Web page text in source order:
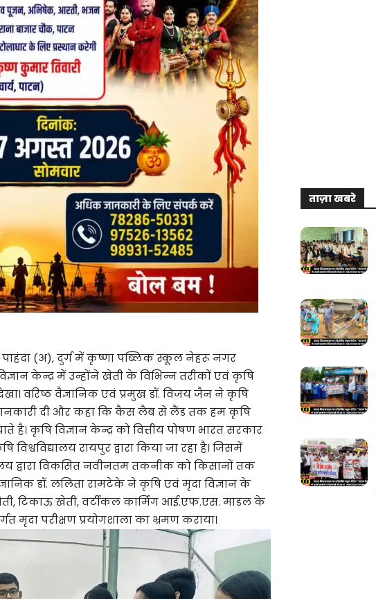
पाहंदा (अ), दुर्ग में कृष्णा पब्लिक स्कूल नेहरू नगर
केन्द्र में उन्होंने खेती के विभिन्न तरीकों एवं कृषि
वरिष्ठ वैज्ञानिक एवं प्रमुख डॉ. विजय जैन ने कृषि
दी और कहा कि कैस लैब से लैंड तक हम कृषि
कृषि विज्ञान केन्द्र को वित्तीय पोषण भारत सरकार
विश्वविद्यालय रायपुर द्वारा किया जा रहा है। जिसमें
द्वारा विकसित नवीनतम तकनीक को किसानों तक
डॉ. ललिता रामटेके ने कृषि एवं मृदा विज्ञान के
टिकाऊ खेती, वर्टीकल कार्मिग आई.एफ.एस. माडल के
मृदा परीक्षण प्रयोगशाला का भ्रमण कराया।
ताज़ा खबरे